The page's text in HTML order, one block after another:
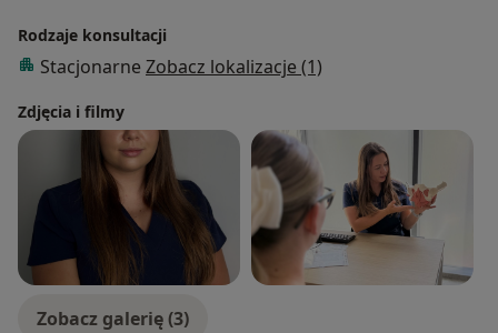
Rodzaje konsultacji
Stacjonarne Zobacz lokalizacje (1)
Zdjęcia i filmy
Zobacz galerię (3)